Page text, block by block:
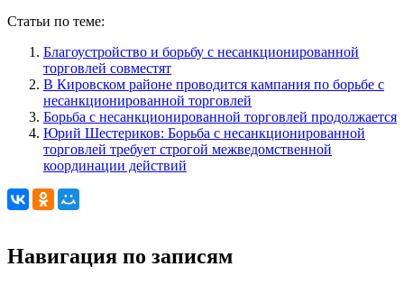
Статьи по теме:
Благоустройство и борьбу с несанкционированной
торговлей совместят
В Кировском районе проводится кампания по борьбе с
несанкционированной торговлей
Борьба с несанкционированной торговлей продолжается
Юрий Шестериков: Борьба с несанкционированной
торговлей требует строгой межведомственной
координации действий
Навигация по записям